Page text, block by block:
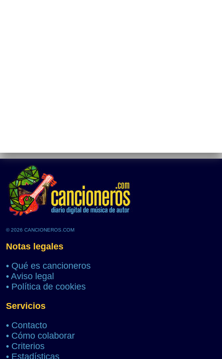
© 2026 CANCIONEROS.COM
Notas legales
• Qué es cancioneros
• Aviso legal
• Política de cookies
Servicios
• Contacto
• Cómo colaborar
• Criterios
• Estadísticas